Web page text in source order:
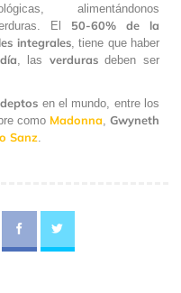
alimentándonos
El 50-60% de la
integrales, tiene que haber
, las verdurasdeben ser
en el mundo, entre los
como Madonna Gwyneth
Sanz